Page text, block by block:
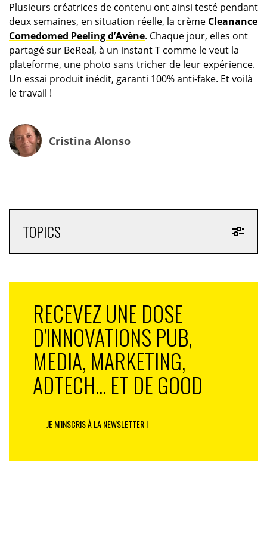
Plusieurs créatrices de contenu ont ainsi testé pendant
deux semaines, en situation réelle, la crème Cleanance
Comedomed Peeling d’Avène. Chaque jour, elles ont
partagé sur BeReal, à un instant T comme le veut la
plateforme, une photo sans tricher de leur expérience.
Un essai produit inédit, garanti 100% anti-fake. Et voilà
le travail !
Cristina Alonso
TOPICS
RECEVEZ UNE DOSE
D'INNOVATIONS PUB,
MEDIA, MARKETING,
ADTECH... ET DE GOOD
JE M'INSCRIS À LA NEWSLETTER !